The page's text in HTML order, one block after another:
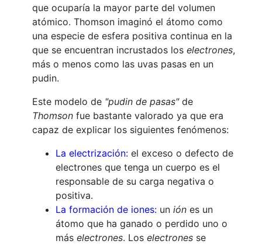
que ocuparía la mayor parte del volumen
atómico. Thomson imaginó el átomo como
una especie de esfera positiva continua en la
que se encuentran incrustados los electrones,
más o menos como las uvas pasas en un
pudin.
Este modelo de "pudin de pasas" de
Thomson fue bastante valorado ya que era
capaz de explicar los siguientes fenómenos:
La electrización: el exceso o defecto de
electrones que tenga un cuerpo es el
responsable de su carga negativa o
positiva.
La formación de iones: un ión es un
átomo que ha ganado o perdido uno o
más electrones. Los electrones se